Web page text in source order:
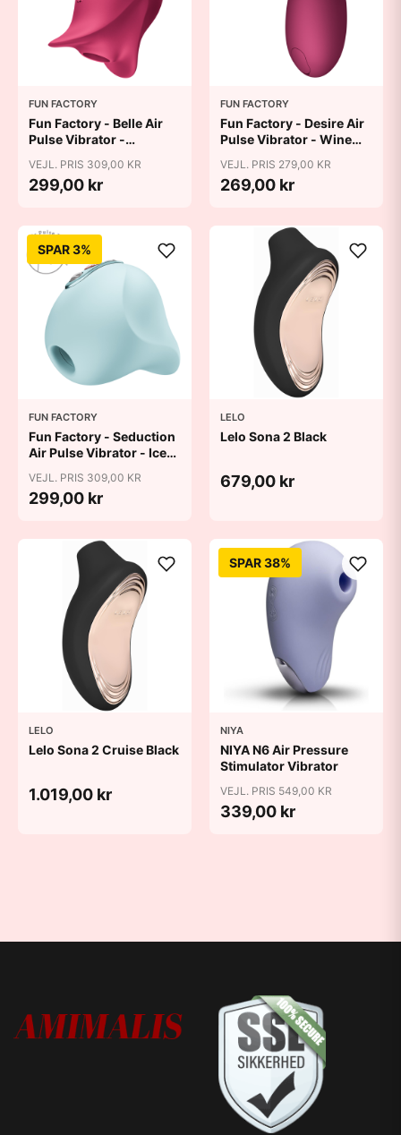
FUN FACTORY
Fun Factory - Belle Air
Pulse Vibrator -
VEJL. PRIS 309,00 KR
299,00 kr
FUN FACTORY
Fun Factory - Desire Air
Pulse Vibrator - Wine
VEJL. PRIS 279,00 KR
269,00 kr
SPAR 3%
FUN FACTORY
Fun Factory - Seduction
Air Pulse Vibrator - Ice
VEJL. PRIS 309,00 KR
299,00 kr
LELO
Lelo Sona 2 Black
679,00 kr
LELO
Lelo Sona 2 Cruise Black
1.019,00 kr
SPAR 38%
NIYA
NIYA N6 Air Pressure
Stimulator Vibrator
VEJL. PRIS 549,00 KR
339,00 kr